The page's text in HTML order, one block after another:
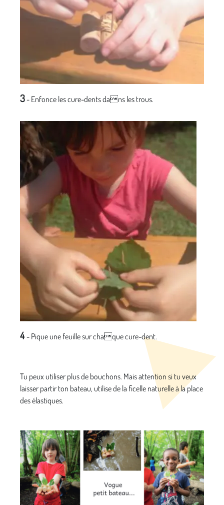
3- Enfonce les cure-dents dans les trous.
4- Pique une feuille sur chaque cure-dent.
Tu peux utiliser plus de bouchons. Mais attention si tu veux
laisser partir ton bateau, utilise de la ficelle naturelle à la place
des élastiques.